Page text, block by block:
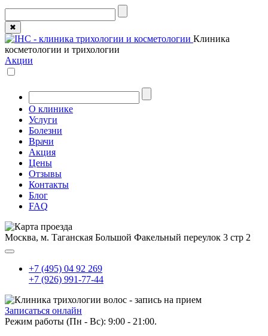
✖
Клиника
косметологии и трихологии
Акции
О клинике
Услуги
Болезни
Врачи
Акция
Цены
Отзывы
Контакты
Блог
FAQ
Москва, м. Таганская Большой Факельный переулок 3 стр 2
+7 (495) 04 92 269
+7 (926) 991-77-44
Записаться онлайн
Режим работы (Пн - Вс): 9:00 - 21:00.